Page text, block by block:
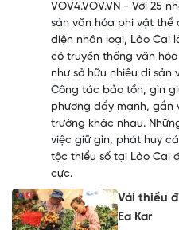
VOV4.VOV.VN - Với 25
sản văn hóa phi vật thể
diện nhân loại, Lào Cai
có truyền thống văn
như sở hữu nhiều di
Công tác bảo tồn, gìn
phương đẩy mạnh, gắn
trường khác nhau.
việc giữ gìn, phát huy
tộc thiểu số tại Lào Cai
cực.
Vải thiều
Ea Kar